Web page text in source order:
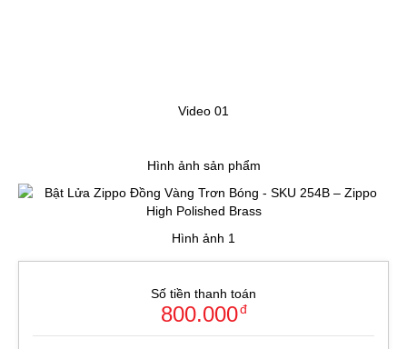
Video 01
Hình ảnh sản phẩm
Hình ảnh 1
Số tiền thanh toán
800.000đ